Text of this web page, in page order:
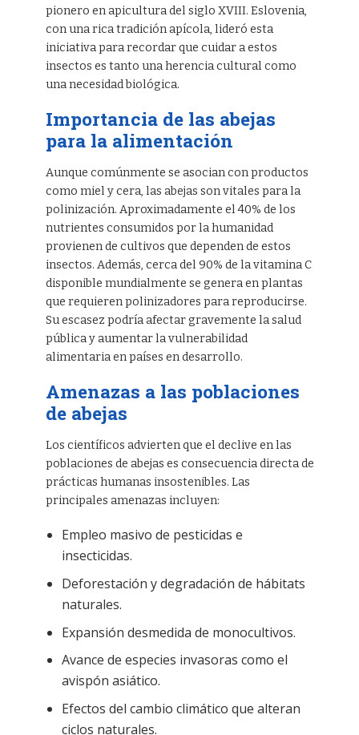
pionero en apicultura del siglo XVIII. Eslovenia,
con una rica tradición apícola, lideró esta
iniciativa para recordar que cuidar a estos
insectos es tanto una herencia cultural como
una necesidad biológica.
Importancia de las abejas
para la alimentación
Aunque comúnmente se asocian con productos
como miel y cera, las abejas son vitales para la
polinización. Aproximadamente el 40% de los
nutrientes consumidos por la humanidad
provienen de cultivos que dependen de estos
insectos. Además, cerca del 90% de la vitamina C
disponible mundialmente se genera en plantas
que requieren polinizadores para reproducirse.
Su escasez podría afectar gravemente la salud
pública y aumentar la vulnerabilidad
alimentaria en países en desarrollo.
Amenazas a las poblaciones
de abejas
Los científicos advierten que el declive en las
poblaciones de abejas es consecuencia directa de
prácticas humanas insostenibles. Las
principales amenazas incluyen:
Empleo masivo de pesticidas e
insecticidas.
Deforestación y degradación de hábitats
naturales.
Expansión desmedida de monocultivos.
Avance de especies invasoras como el
avispón asiático.
Efectos del cambio climático que alteran
ciclos naturales.